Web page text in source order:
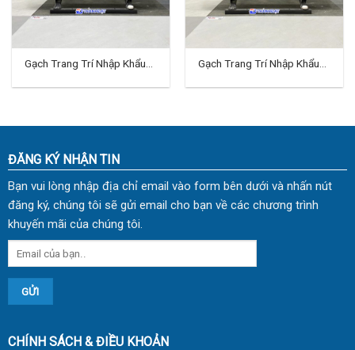
Gạch Trang Trí Nhập Khẩu
Gạch Trang Trí Nhập Khẩu
ĐĂNG KÝ NHẬN TIN
Bạn vui lòng nhập địa chỉ email vào form bên dưới và nhấn nút
đăng ký, chúng tôi sẽ gửi email cho bạn về các chương trình
khuyến mãi của chúng tôi.
CHÍNH SÁCH & ĐIỀU KHOẢN